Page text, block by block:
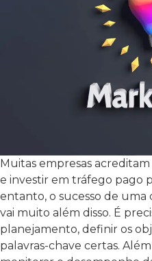
Muitas empresas
e investir em tráfego pago
entanto, o sucesso de
vai muito além disso. É
planejamento, definir os
palavras-chave certas.